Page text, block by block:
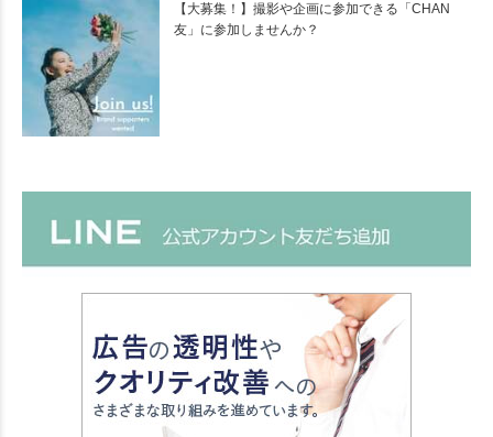
【大募集！】撮影や企画に参加できる「CHAN
友」に参加しませんか？